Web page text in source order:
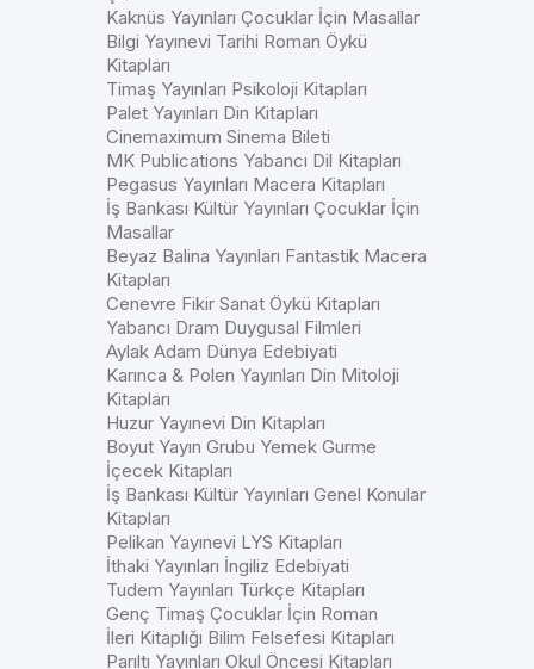
Kaknüs Yayınları Çocuklar İçin Masallar
Bilgi Yayınevi Tarihi Roman Öykü
Kitapları
Timaş Yayınları Psikoloji Kitapları
Palet Yayınları Din Kitapları
Cinemaximum Sinema Bileti
MK Publications Yabancı Dil Kitapları
Pegasus Yayınları Macera Kitapları
İş Bankası Kültür Yayınları Çocuklar İçin
Masallar
Beyaz Balina Yayınları Fantastik Macera
Kitapları
Cenevre Fikir Sanat Öykü Kitapları
Yabancı Dram Duygusal Filmleri
Aylak Adam Dünya Edebiyati
Karınca & Polen Yayınları Din Mitoloji
Kitapları
Huzur Yayınevi Din Kitapları
Boyut Yayın Grubu Yemek Gurme
İçecek Kitapları
İş Bankası Kültür Yayınları Genel Konular
Kitapları
Pelikan Yayınevi LYS Kitapları
İthaki Yayınları İngiliz Edebiyati
Tudem Yayınları Türkçe Kitapları
Genç Timaş Çocuklar İçin Roman
İleri Kitaplığı Bilim Felsefesi Kitapları
Parıltı Yayınları Okul Öncesi Kitapları